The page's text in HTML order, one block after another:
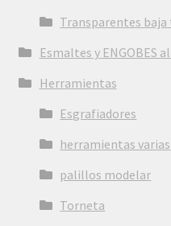
Transparentes
Esmaltes y ENGOBES
Herramientas
Esgrafiadores
herramientas varias
palillos modelar
Torneta